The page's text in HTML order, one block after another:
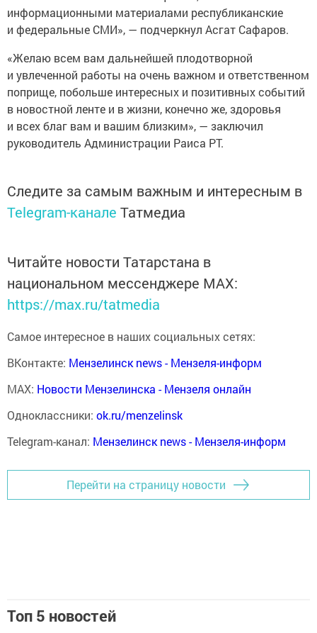
информационными материалами республиканские
и федеральные СМИ», — подчеркнул Асгат Сафаров.
«Желаю всем вам дальнейшей плодотворной
и увлеченной работы на очень важном и ответственном
поприще, побольше интересных и позитивных событий
в новостной ленте и в жизни, конечно же, здоровья
и всех благ вам и вашим близким», — заключил
руководитель Администрации Раиса РТ.
Следите за самым важным и интересным в
Telegram-канале Татмедиа
Читайте новости Татарстана в
национальном мессенджере MАХ:
https://max.ru/tatmedia
Самое интересное в наших социальных сетях:
ВКонтакте: Мензелинск news - Мензеля-информ
MAX: Новости Мензелинска - Мензеля онлайн
Одноклассники: ok.ru/menzelinsk
Telegram-канал: Мензелинск news - Мензеля-информ
Перейти на страницу новости
Топ 5 новостей